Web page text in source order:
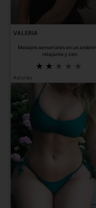
VALERIA
Masajes sensoriales en un
relajante y zen
Asturias